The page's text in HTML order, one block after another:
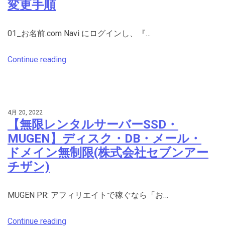
変更手順
01_お名前.com Navi にログインし、『…
Continue reading
4月 20, 2022
【無限レンタルサーバーSSD・
MUGEN】ディスク・DB・メール・
ドメイン無制限(株式会社セブンアー
チザン)
MUGEN PR: アフィリエイトで稼ぐなら「お…
Continue reading